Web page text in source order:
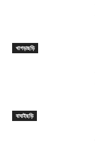
খাগড়াছড়ি
বাঘাইছড়ি